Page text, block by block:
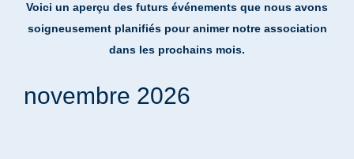
Voici un aperçu des futurs événements que nous avons
soigneusement planifiés pour animer notre association
dans les prochains mois.
novembre 2026